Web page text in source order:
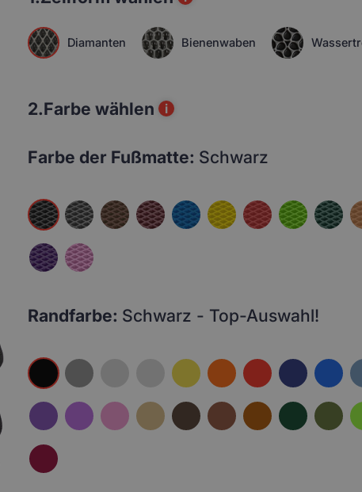
Diamanten Bienenwaben
2.Farbe wählen i
Farbe der Fußmatte: Schwarz
Randfarbe: Schwarz - Top-Auswahl!